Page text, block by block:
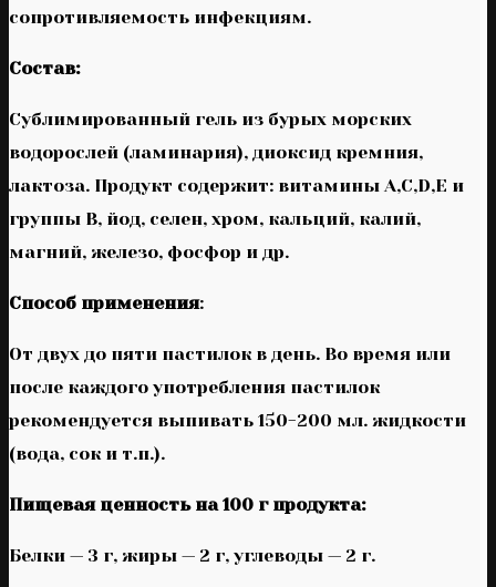
сопротивляемость инфекциям.
Состав:
Сублимированный гель из бурых морских
водорослей (ламинария), диоксид кремния,
лактоза. Продукт содержит: витамины A,C,D,E и
группы B, йод, селен, хром, кальций, калий,
магний, железо, фосфор и др.
Способ применения:
От двух до пяти пастилок в день. Во время или
после каждого употребления пастилок
рекомендуется выпивать 150-200 мл. жидкости
(вода, сок и т.п.).
Пищевая ценность на 100 г продукта:
Белки — 3 г, жиры — 2 г, углеводы — 2 г.